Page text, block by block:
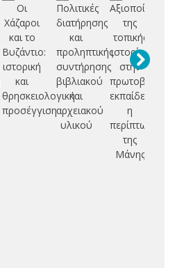
Οι
Χάζαροι
και το
Βυζάντιο:
ιστορική
και
θρησκειολογική
προσέγγιση
Πολιτικές
διατήρησης
και
προληπτικής
συντήρησης
βιβλιακού
και
αρχειακού
υλικού
Αξιοποίηση
της
τοπικής
ιστορίας
στην
πρωτοβάθμια
εκπαίδευση:
η
περίπτωση
της
Μάνης